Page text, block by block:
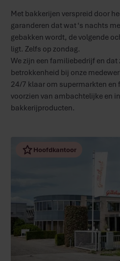
Met bakkerijen verspreid door
garanderen dat wat ‘s nachts
gebakken wordt, de volgende
ligt. Zelfs op zondag.
We zijn een familiebedrijf en dat
betrokkenheid bij onze
24/7 klaar om supermarkten en
voorzien van ambachtelijke en
bakkerijproducten.
Hoofdkantoor